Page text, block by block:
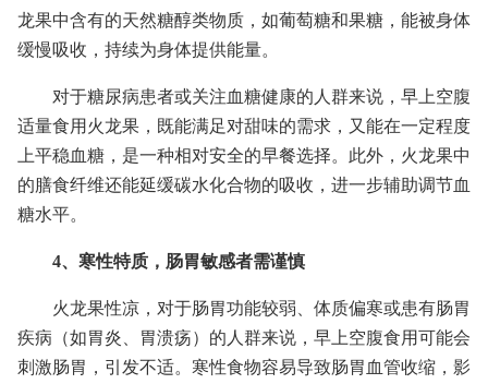
龙果中含有的天然糖醇类物质，如葡萄糖和果糖，能被身体
缓慢吸收，持续为身体提供能量。
对于糖尿病患者或关注血糖健康的人群来说，早上空腹
适量食用火龙果，既能满足对甜味的需求，又能在一定程度
上平稳血糖，是一种相对安全的早餐选择。此外，火龙果中
的膳食纤维还能延缓碳水化合物的吸收，进一步辅助调节血
糖水平。
4、寒性特质，肠胃敏感者需谨慎
火龙果性凉，对于肠胃功能较弱、体质偏寒或患有肠胃
疾病（如胃炎、胃溃疡）的人群来说，早上空腹食用可能会
刺激肠胃，引发不适。寒性食物容易导致肠胃血管收缩，影